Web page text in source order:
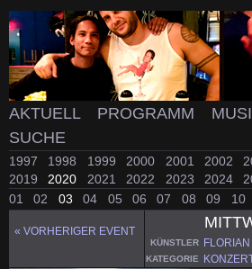
AKTUELL PROGRAMM
SUCHE
1997 1998 1999 2000 2001 2002
2019
2020 2021 2022 2023 2024
01
02 03 04 05 06 07 08 09 10
« VORHERIGER EVENT
KÜNSTLER
KATEGORIE